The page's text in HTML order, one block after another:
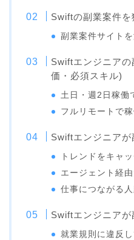
Swiftの副業案件を
副業案件サイト
Swiftエンジニア
価・必須スキル)
土日・週2日稼働
フルリモートで
Swiftエンジニアが
トレンドをキャ
エージェント経
仕事につながる
Swiftエンジニアが
就業規則に違反